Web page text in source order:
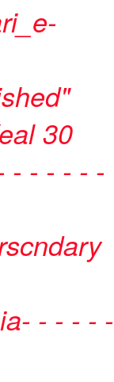
30
- - - - - -
- - - - -